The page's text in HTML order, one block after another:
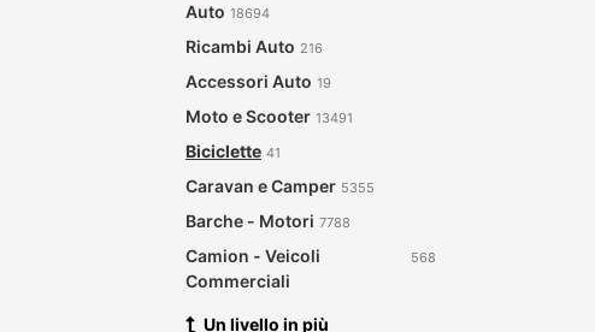
Auto 18694
Ricambi Auto 216
Accessori Auto 19
Moto e Scooter 13491
Biciclette 41
Caravan e Camper 5355
Barche - Motori 7788
Camion - Veicoli
Commerciali
568
Un livello in più